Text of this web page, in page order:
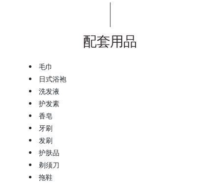
配套用品
毛巾
日式浴袍
洗发液
护发素
香皂
牙刷
发刷
护肤品
剃须刀
拖鞋